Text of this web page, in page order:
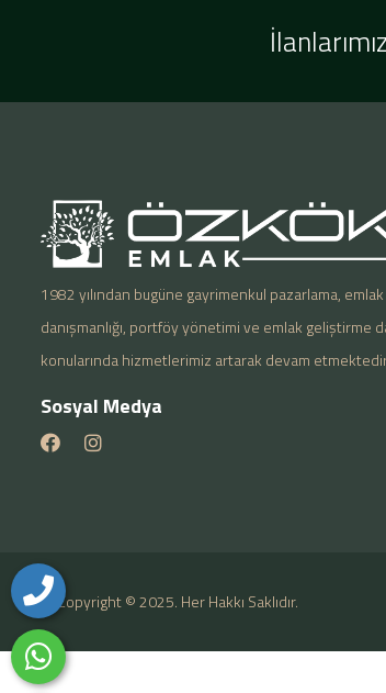
1982 yılından bugüne gayrimenkul pazarlama, emlak
danışmanlığı, portföy yönetimi ve emlak geliştirme
konularında hizmetlerimiz artarak devam
Sosyal Medya
Copyright © 2025. Her Hakkı Saklıdır.